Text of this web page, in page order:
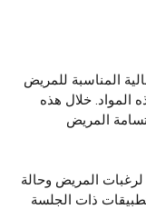
المناسبة للمريض
المواد. خلال هذه
المريض
المريض وحالة
ذات الجلسة